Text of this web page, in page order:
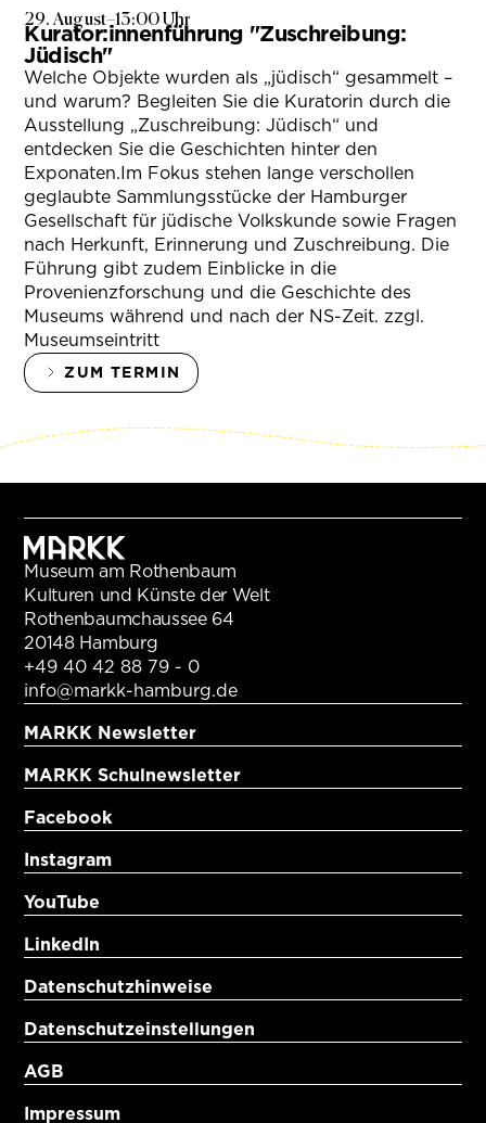
29. August–13:00 Uhr
Kurator:innenführung "Zuschreibung:
Jüdisch"
Welche Objekte wurden als „jüdisch“ gesammelt –
und warum? Begleiten Sie die Kuratorin durch die
Ausstellung „Zuschreibung: Jüdisch“ und
entdecken Sie die Geschichten hinter den
Exponaten.Im Fokus stehen lange verschollen
geglaubte Sammlungsstücke der Hamburger
Gesellschaft für jüdische Volkskunde sowie Fragen
nach Herkunft, Erinnerung und Zuschreibung. Die
Führung gibt zudem Einblicke in die
Provenienzforschung und die Geschichte des
Museums während und nach der NS-Zeit. zzgl.
Museumseintritt
ZUM TERMIN
Museum am Rothenbaum
Kulturen und Künste der Welt
Rothenbaumchaussee 64
20148 Hamburg
+49 40 42 88 79 - 0
info@markk-hamburg.de
MARKK Newsletter
MARKK Schulnewsletter
Facebook
Instagram
YouTube
LinkedIn
Datenschutzhinweise
Datenschutzeinstellungen
AGB
Impressum